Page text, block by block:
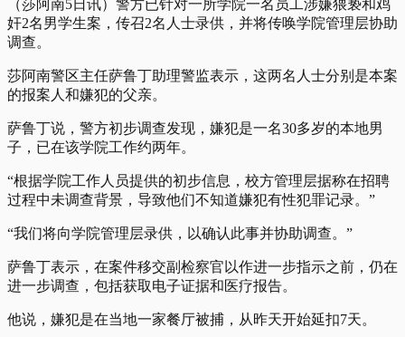
（莎阿南5日讯）警方已针对一所学院一名员工涉嫌猥亵和鸡
奸2名男学生案，传召2名人士录供，并将传唤学院管理层协助
调查。
莎阿南警区主任萨鲁丁助理警监表示，这两名人士分别是本案
的报案人和嫌犯的父亲。
萨鲁丁说，警方初步调查发现，嫌犯是一名30多岁的本地男
子，已在该学院工作约两年。
“根据学院工作人员提供的初步信息，校方管理层据称在招聘
过程中未调查背景，导致他们不知道嫌犯有性犯罪记录。”
“我们将向学院管理层录供，以确认此事并协助调查。”
萨鲁丁表示，在案件移交副检察官以作进一步指示之前，仍在
进一步调查，包括获取电子证据和医疗报告。
他说，嫌犯是在当地一家餐厅被捕，从昨天开始延扣7天。